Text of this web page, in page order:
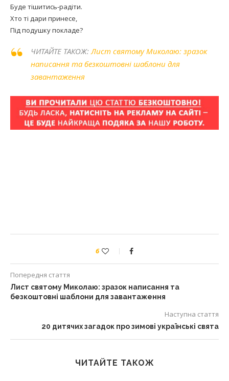
Буде тішитись-радіти.
Хто ті дари принесе,
Під подушку покладе?
ЧИТАЙТЕ ТАКОЖ: Лист святому Миколаю: зразок
написання та безкоштовні шаблони для
завантаження
6
Попередня стаття
Лист святому Миколаю: зразок написання та
безкоштовні шаблони для завантаження
Наступна стаття
20 дитячих загадок про зимові українські свята
ЧИТАЙТЕ ТАКОЖ